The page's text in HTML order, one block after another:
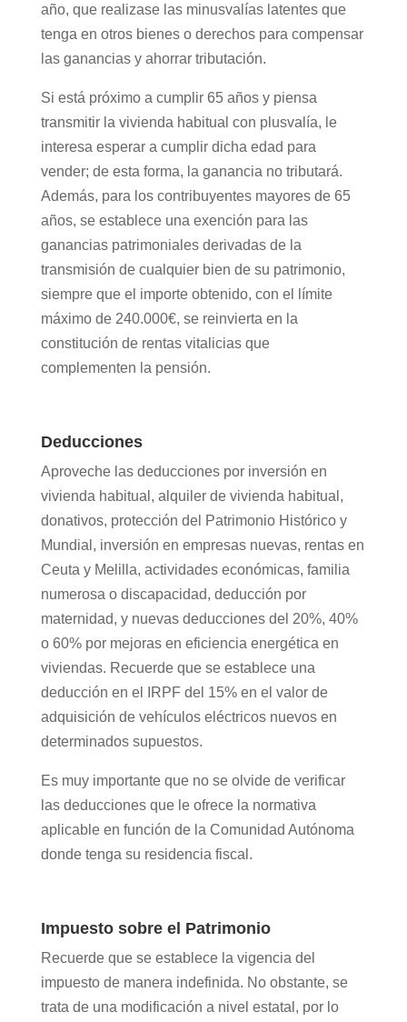
año, que realizase las minusvalías latentes que
tenga en otros bienes o derechos para compensar
las ganancias y ahorrar tributación.
Si está próximo a cumplir 65 años y piensa
transmitir la vivienda habitual con plusvalía, le
interesa esperar a cumplir dicha edad para
vender; de esta forma, la ganancia no tributará.
Además, para los contribuyentes mayores de 65
años, se establece una exención para las
ganancias patrimoniales derivadas de la
transmisión de cualquier bien de su patrimonio,
siempre que el importe obtenido, con el límite
máximo de 240.000€, se reinvierta en la
constitución de rentas vitalicias que
complementen la pensión.
Deducciones
Aproveche las deducciones por inversión en
vivienda habitual, alquiler de vivienda habitual,
donativos, protección del Patrimonio Histórico y
Mundial, inversión en empresas nuevas, rentas en
Ceuta y Melilla, actividades económicas, familia
numerosa o discapacidad, deducción por
maternidad, y nuevas deducciones del 20%, 40%
o 60% por mejoras en eficiencia energética en
viviendas. Recuerde que se establece una
deducción en el IRPF del 15% en el valor de
adquisición de vehículos eléctricos nuevos en
determinados supuestos.
Es muy importante que no se olvide de verificar
las deducciones que le ofrece la normativa
aplicable en función de la Comunidad Autónoma
donde tenga su residencia fiscal.
Impuesto sobre el Patrimonio
Recuerde que se establece la vigencia del
impuesto de manera indefinida. No obstante, se
trata de una modificación a nivel estatal, por lo